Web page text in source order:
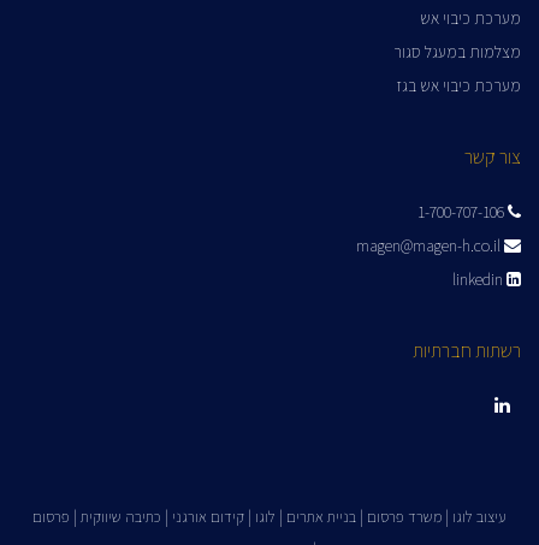
מערכת כיבוי אש
מצלמות במעגל סגור
מערכת כיבוי אש בגז
צור קשר
רשתות חברתיות
עיצוב לוגו | משרד פרסום | בניית אתרים | לוגו | קידום אורגני | כתיבה שיווקית | פרסום